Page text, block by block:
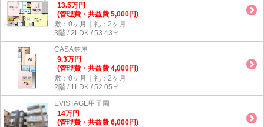
13.5万円
(管理費・共益費 5,000円)
敷：0ヶ月｜礼：2ヶ月
3階 / 2LDK / 53.43㎡
CASA笠屋
9.3万円
(管理費・共益費 4,000円)
敷：0ヶ月｜礼：2ヶ月
2階 / 1LDK / 52.05㎡
EVISTAGE甲子園
14万円
(管理費・共益費 6,000円)